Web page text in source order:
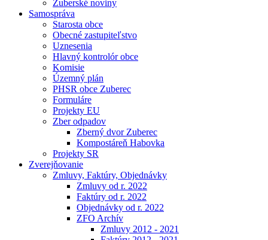
Zuberské noviny
Samospráva
Starosta obce
Obecné zastupiteľstvo
Uznesenia
Hlavný kontrolór obce
Komisie
Územný plán
PHSR obce Zuberec
Formuláre
Projekty EU
Zber odpadov
Zberný dvor Zuberec
Kompostáreň Habovka
Projekty SR
Zverejňovanie
Zmluvy, Faktúry, Objednávky
Zmluvy od r. 2022
Faktúry od r. 2022
Objednávky od r. 2022
ZFO Archív
Zmluvy 2012 - 2021